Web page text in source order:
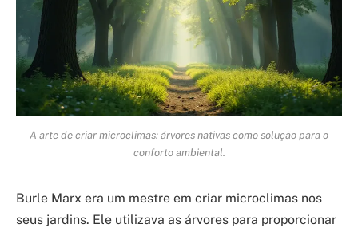
A arte de criar microclimas: árvores nativas como solução para o
conforto ambiental.
Burle Marx era um mestre em criar microclimas nos
seus jardins. Ele utilizava as árvores para proporcionar